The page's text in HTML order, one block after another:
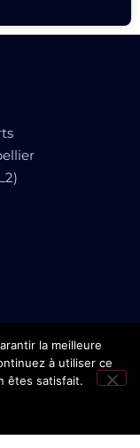
vous
la meilleure
à utiliser ce
êtes satisfait.